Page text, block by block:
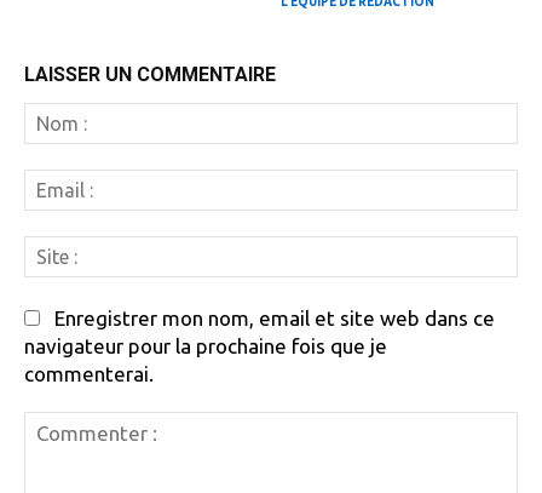
LAISSER UN COMMENTAIRE
:
:
:
Enregistrer mon nom, email et site web dans ce
navigateur pour la prochaine fois que je
commenterai.